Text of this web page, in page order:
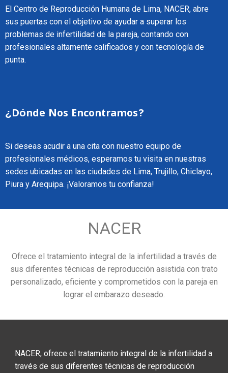
El Centro de Reproducción Humana de Lima, NACER, abre
sus puertas con el objetivo de ayudar a superar los
problemas de infertilidad de la pareja, contando con
profesionales altamente calificados y con tecnología de
punta.
¿Dónde Nos Encontramos?
Si deseas acudir a una cita con nuestro equipo de
profesionales médicos, esperamos tu visita en nuestras
sedes ubicadas en las ciudades de Lima, Trujillo, Chiclayo,
Piura y Arequipa. ¡Valoramos tu confianza!
NACER
Ofrece el tratamiento integral de la infertilidad a través de
sus diferentes técnicas de reproducción asistida con trato
personalizado, eficiente y comprometidos con la pareja en
lograr el embarazo deseado.
NACER, ofrece el tratamiento integral de la infertilidad a
través de sus diferentes técnicas de reproducción